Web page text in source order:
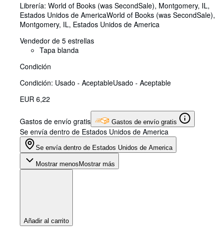
Librería: World of Books (was SecondSale), Montgomery, IL,
Estados Unidos de AmericaWorld of Books (was SecondSale),
Montgomery, IL, Estados Unidos de America
Vendedor de 5 estrellas
Tapa blanda
Condición
Condición: Usado - AceptableUsado - Aceptable
EUR 6,22
Gastos de envío gratis Gastos de envío gratis
Se envía dentro de Estados Unidos de America
Se envía dentro de Estados Unidos de America
Mostrar menos Mostrar más
Añadir al carrito